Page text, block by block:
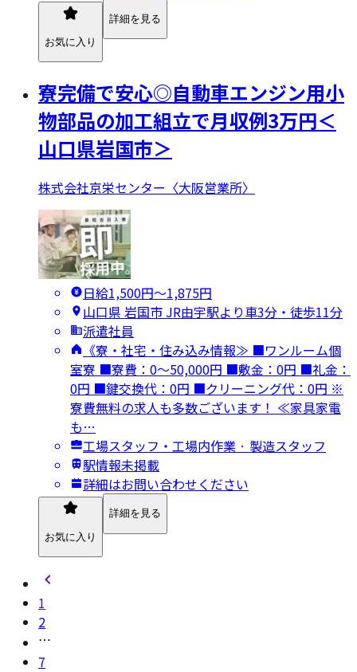
お気に入り
詳細を見る
寮完備で安心◎自動車エンジン用小
物部品の加工組立で月収例3万円＜
山口県岩国市＞
株式会社京栄センター〈大阪営業所〉
日給1,500円〜1,875円
山口県 岩国市 JR由宇駅より車3分・徒歩11分
派遣社員
《寮・社宅・住み込み情報≫ ■ワンルーム個
室寮 ■寮費：0～50,000円 ■敷金：0円 ■礼金：
0円 ■鍵交換代：0円 ■クリーニング代：0円 ※
寮費無料の求人も多数ございます！ ≪家具家電
も…
工場スタッフ・工場内作業 · 製造スタッフ
駅情報未掲載
詳細はお問い合わせください
お気に入り
詳細を見る
1
2
7